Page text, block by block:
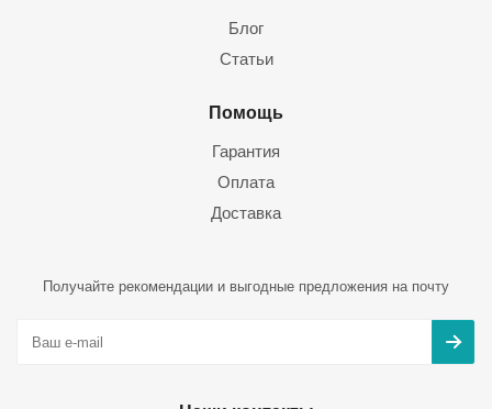
Блог
Статьи
Помощь
Гарантия
Оплата
Доставка
Получайте рекомендации и выгодные предложения на почту